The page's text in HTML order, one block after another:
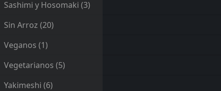
Sashimi y Hosomaki (3)
Sin Arroz (20)
Veganos (1)
Vegetarianos (5)
Yakimeshi (6)